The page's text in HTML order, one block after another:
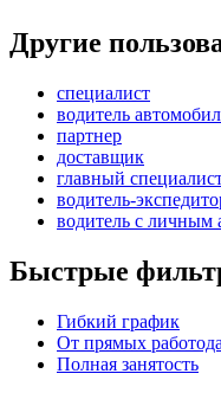
Другие
специалист
водитель
партнер
доставщик
главный
водитель-
водитель с личным
Быстрые
Гибкий график
От прямых
Полная занятость